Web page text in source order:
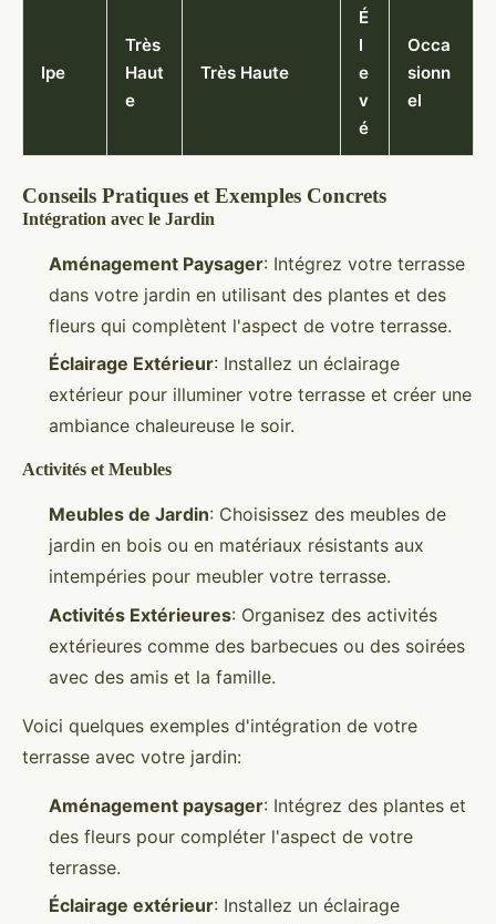
Ipe
Très
Haut
e
Très Haute
É
l
e
v
é
Occa
sionn
el
Conseils Pratiques et Exemples Concrets
Intégration avec le Jardin
Aménagement Paysager: Intégrez votre terrasse
dans votre jardin en utilisant des plantes et des
fleurs qui complètent l'aspect de votre terrasse.
Éclairage Extérieur: Installez un éclairage
extérieur pour illuminer votre terrasse et créer une
ambiance chaleureuse le soir.
Activités et Meubles
Meubles de Jardin: Choisissez des meubles de
jardin en bois ou en matériaux résistants aux
intempéries pour meubler votre terrasse.
Activités Extérieures: Organisez des activités
extérieures comme des barbecues ou des soirées
avec des amis et la famille.
Voici quelques exemples d'intégration de votre
terrasse avec votre jardin:
Aménagement paysager: Intégrez des plantes et
des fleurs pour compléter l'aspect de votre
terrasse.
Éclairage extérieur: Installez un éclairage